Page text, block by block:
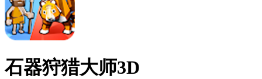
石器狩猎大师3D